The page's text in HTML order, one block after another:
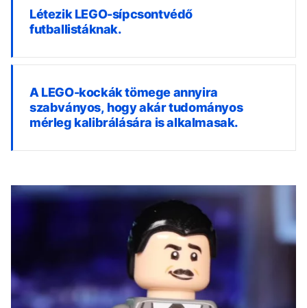
Létezik LEGO-sípcsontvédő
futballistáknak.
A LEGO-kockák tömege annyira
szabványos, hogy akár tudományos
mérleg kalibrálására is alkalmasak.